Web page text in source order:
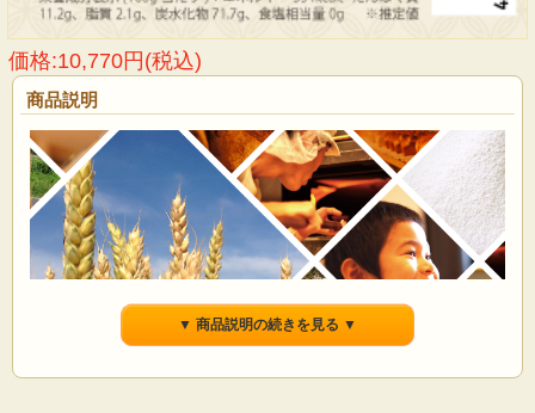
価格:10,770円(税込)
商品説明
▼ 商品説明の続きを見る ▼